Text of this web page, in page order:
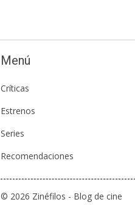
Menú
Críticas
Estrenos
Series
Recomendaciones
© 2026 Zinéfilos - Blog de cine